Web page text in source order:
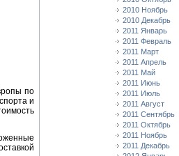
по
и
2010 Ноябрь
2010 Декабрь
2011 Январь
2011 Февраль
2011 Март
2011 Апрель
2011 Май
2011 Июнь
2011 Июль
2011 Август
2011 Сентябрь
2011 Октябрь
2011 Ноябрь
2011 Декабрь